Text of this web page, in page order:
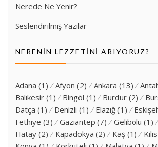
Nerede Ne Yenir?
Seslendirilmiş Yazılar
NERENIN LEZZETINI ARIYORUZ?
Adana (1) Afyon (2) Ankara (13)
Balıkesir (1) Bingöl (1) Burdur (2)
Datça (1) Denizli (1) Elazığ (1)
Fethiye (3) Gaziantep (7) Gelibolu (1)
Hatay (2) Kapadokya (2) Kaş (1) Kilis